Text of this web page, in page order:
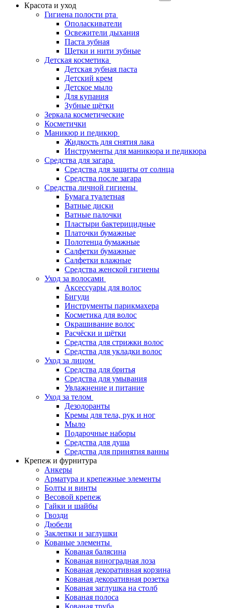
Красота и уход
Гигиена полости рта
Ополаскиватели
Освежители дыхания
Паста зубная
Щетки и нити зубные
Детская косметика
Детская зубная паста
Детский крем
Детское мыло
Для купания
Зубные щётки
Зеркала косметические
Косметички
Маникюр и педикюр
Жидкость для снятия лака
Инструменты для маникюра и педикюра
Средства для загара
Средства для защиты от солнца
Средства после загара
Средства личной гигиены
Бумага туалетная
Ватные диски
Ватные палочки
Пластыри бактерицидные
Платочки бумажные
Полотенца бумажные
Салфетки бумажные
Салфетки влажные
Средства женской гигиены
Уход за волосами
Аксессуары для волос
Бигуди
Инструменты парикмахера
Косметика для волос
Окрашивание волос
Расчёски и щётки
Средства для стрижки волос
Средства для укладки волос
Уход за лицом
Средства для бритья
Средства для умывания
Увлажнение и питание
Уход за телом
Дезодоранты
Кремы для тела, рук и ног
Мыло
Подарочные наборы
Средства для душа
Средства для принятия ванны
Крепеж и фурнитура
Анкеры
Арматура и крепежные элементы
Болты и винты
Весовой крепеж
Гайки и шайбы
Гвозди
Дюбели
Заклепки и заглушки
Кованые элементы
Кованая балясина
Кованая виноградная лоза
Кованая декоративная корзина
Кованая декоративная розетка
Кованая заглушка на столб
Кованая полоса
Кованая труба